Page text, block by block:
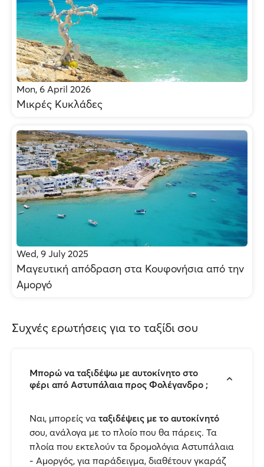
Mon, 6 April 2026
Μικρές Κυκλάδες
Wed, 9 July 2025
Μαγευτική απόδραση στα Κουφονήσια από την
Αμοργό
Συχνές ερωτήσεις για το ταξίδι σου
Μπορώ να ταξιδέψω με αυτοκίνητο στο
φέρι από Αστυπάλαια προς Φολέγανδρο ;
Ναι, μπορείς να ταξιδέψεις με το αυτοκίνητό
σου, ανάλογα με το πλοίο που θα πάρεις. Τα
πλοία που εκτελούν τα δρομολόγια Αστυπάλαια
- Αμοργός, για παράδειγμα, διαθέτουν γκαράζ